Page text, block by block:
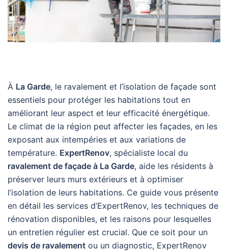
À La Garde, le ravalement et l’isolation de façade sont
essentiels pour protéger les habitations tout en
améliorant leur aspect et leur efficacité énergétique.
Le climat de la région peut affecter les façades, en les
exposant aux intempéries et aux variations de
température. ExpertRenov, spécialiste local du
ravalement de façade à La Garde, aide les résidents à
préserver leurs murs extérieurs et à optimiser
l’isolation de leurs habitations. Ce guide vous présente
en détail les services d’ExpertRenov, les techniques de
rénovation disponibles, et les raisons pour lesquelles
un entretien régulier est crucial. Que ce soit pour un
devis de ravalement ou un diagnostic, ExpertRenov